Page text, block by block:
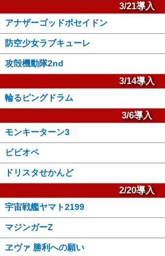
3/21導入
アナザーゴッドポセイドン
防空少女ラブキューレ
攻殻機動隊2nd
3/14導入
輪るピングドラム
3/6導入
モンキーターン3
ビビオペ
ドリスタせかんど
2/20導入
宇宙戦艦ヤマト2199
マジンガーZ
ヱヴァ 勝利への願い